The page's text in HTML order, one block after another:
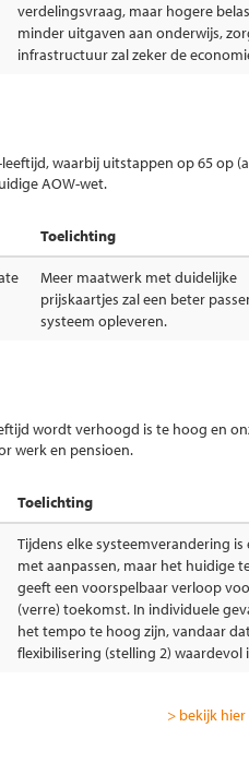
verdelingsvraag, maar hogere
minder uitgaven aan onderwijs,
infrastructuur zal zeker de
waarbij uitstappen op 65 op
AOW-wet.
Toelichting
Meer maatwerk met duidelijke
prijskaartjes zal een beter
systeem opleveren.
wordt verhoogd is te hoog en
werk en pensioen.
Toelichting
Tijdens elke systeemverandering is
met aanpassen, maar het huidige
geeft een voorspelbaar verloop
(verre) toekomst. In individuele
het tempo te hoog zijn, vandaar
flexibilisering (stelling 2) waardevol
> bekijk